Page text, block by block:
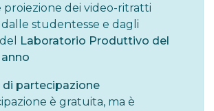
proiezione dei video-ritratti
studentesse e dagli
Laboratorio Produttivo del
di partecipazione
è gratuita, ma è